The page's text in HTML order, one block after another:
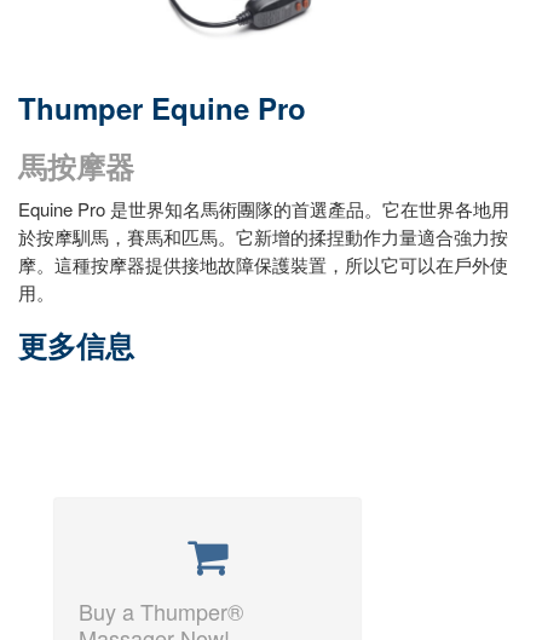
Thumper Equine Pro
馬按摩器
Equine Pro 是世界知名馬術團隊的首選產品。它在世界各地用
於按摩馴馬，賽馬和匹馬。它新增的揉捏動作力量適合強力按
摩。這種按摩器提供接地故障保護裝置，所以它可以在戶外使
用。
更多信息
Buy a Thumper®